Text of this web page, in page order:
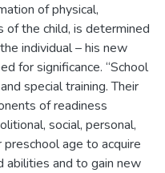
of physical,
of the child, is determined
individual – his new
for significance. “School
special training. Their
of readiness
social, personal,
age to acquire
abilities and to gain new